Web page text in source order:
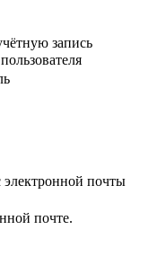
запись
почты
почте.